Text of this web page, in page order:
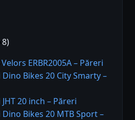
ERBR2005A – Păreri
Bikes 20 City Smarty –
20 inch – Păreri
Bikes 20 MTB Sport –